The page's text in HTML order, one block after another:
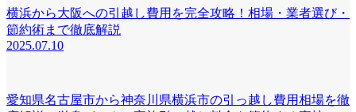
横浜から大阪への引越し費用を完全攻略！相場・業者選び・
節約術まで徹底解説
2025.07.10
愛知県名古屋市から神奈川県横浜市の引っ越し費用相場を徹